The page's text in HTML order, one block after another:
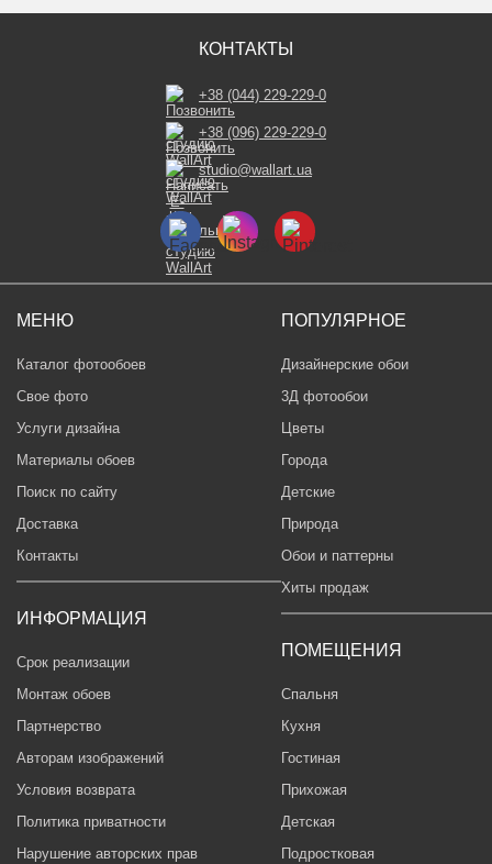
МЕНЮ
Каталог фотообоев
Свое фото
Услуги дизайна
Материалы обоев
Поиск по сайту
Доставка
Контакты
ИНФОРМАЦИЯ
Срок реализации
Монтаж обоев
Партнерство
Авторам изображений
Условия возврата
Политика приватности
Нарушение авторских прав
ПОПУЛЯРНОЕ
Дизайнерские обои
3Д фотообои
Цветы
Города
Детские
Природа
Обои и паттерны
Хиты продаж
ПОМЕЩЕНИЯ
Спальня
Кухня
Гостиная
Прихожая
Детская
Подростковая
КОНТАКТЫ
+38 (044) 229-229-0
+38 (096) 229-229-0
studio@wallart.ua